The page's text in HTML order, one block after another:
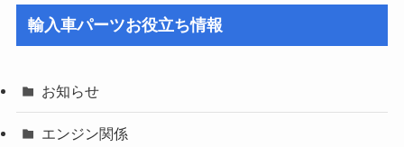
輸入車パーツお役立ち情報
お知らせ
エンジン関係